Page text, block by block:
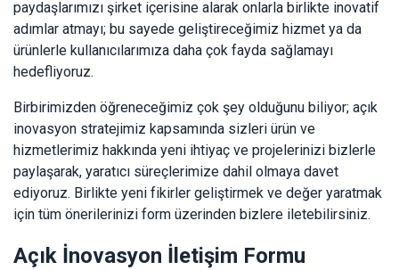
paydaşlarımızı şirket içerisine alarak onlarla birlikte inovatif
adımlar atmayı; bu sayede geliştireceğimiz hizmet ya da
ürünlerle kullanıcılarımıza daha çok fayda sağlamayı
hedefliyoruz.
Birbirimizden öğreneceğimiz çok şey olduğunu biliyor; açık
inovasyon stratejimiz kapsamında sizleri ürün ve
hizmetlerimiz hakkında yeni ihtiyaç ve projelerinizi bizlerle
paylaşarak, yaratıcı süreçlerimize dahil olmaya davet
ediyoruz. Birlikte yeni fikirler geliştirmek ve değer yaratmak
için tüm önerilerinizi form üzerinden bizlere iletebilirsiniz.
Açık İnovasyon İletişim Formu